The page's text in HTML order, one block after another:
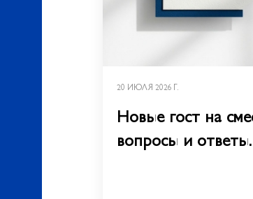
20 ИЮЛЯ 2026 Г.
Новые гост на
вопросы и